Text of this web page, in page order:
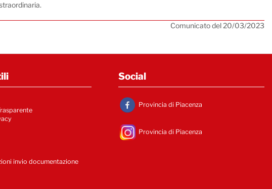
Comunicato del 20/03/2023
invio documentazione
Social
Provincia di Piacenza
Provincia di Piacenza